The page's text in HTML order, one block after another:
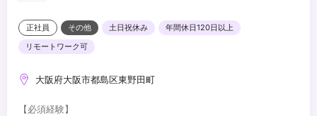
正社員 その他 土日祝休み
年間休日120日以上
リモートワーク可
大阪府大阪市都島区東野田町
【必須経験】